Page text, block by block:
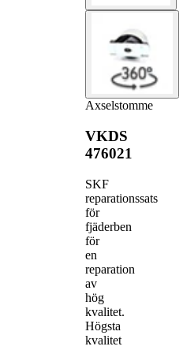
Axselstomme
VKDS
476021
SKF
reparationssats
för
fjäderben
för
en
reparation
av
hög
kvalitet.
Högsta
kvalitet